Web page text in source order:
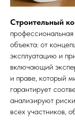
Строительный
объекта: от
эксплуатацию и
включающий
и праве, который
гарантирует
анализируют
всех участников,